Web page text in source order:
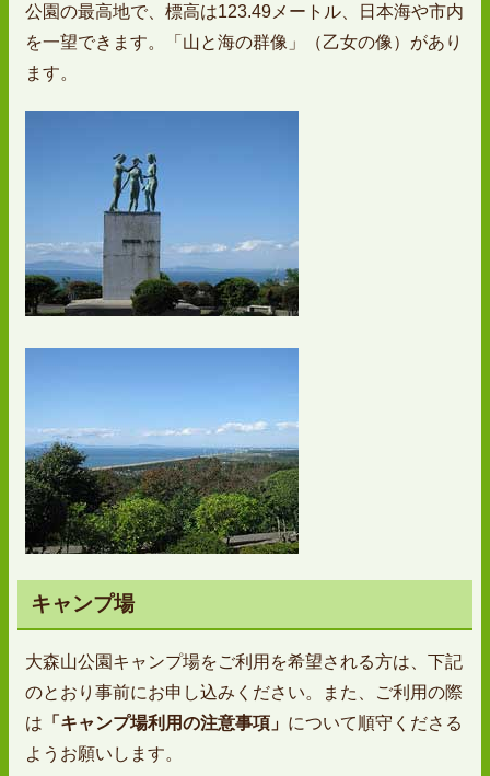
公園の最高地で、標高は123.49メートル、日本海や市内
を一望できます。「山と海の群像」（乙女の像）があり
ます。
キャンプ場
大森山公園キャンプ場をご利用を希望される方は、下記
のとおり事前にお申し込みください。また、ご利用の際
は 「キャンプ場利用の注意事項」 について順守くださる
ようお願いします。